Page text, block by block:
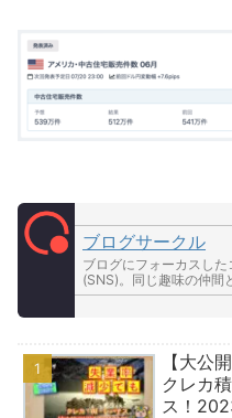
ブログサークル
ブログにフォーカスし
(SNS)。同じ趣味の仲間
【大公
クレカ
ス！